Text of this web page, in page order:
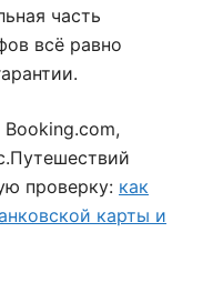
часть
всё равно
проверку: как
карты и